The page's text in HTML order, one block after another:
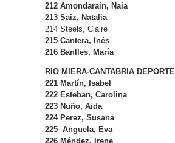
212 Amondarain, Naia
213 Saiz, Natalia
214 Steels, Claire
215 Cantera, Inés
216 Banlles, María
RIO MIERA-CANTABRIA DEPORTE
221 Martín, Isabel
222 Esteban, Carolina
223 Nuño, Aida
224 Perez, Susana
225 Anguela, Eva
226 Méndez, Irene